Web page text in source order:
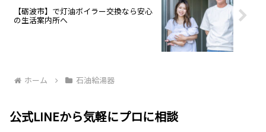
【砺波市】で灯油ボイラー交換なら安心
の生活案内所へ
ホーム 石油給湯器
公式LINEから気軽にプロに相談